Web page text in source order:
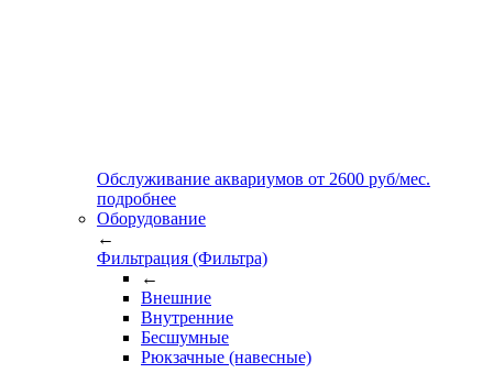
Обслуживание аквариумов от 2600 руб/мес.
подробнее
Оборудование
←
Фильтрация (Фильтра)
←
Внешние
Внутренние
Бесшумные
Рюкзачные (навесные)